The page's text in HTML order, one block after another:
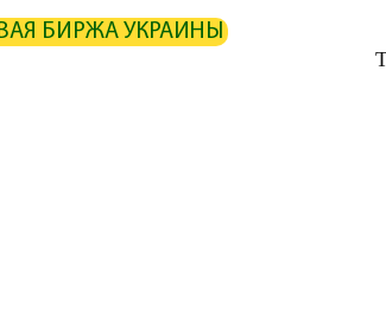
БИРЖА УКРАИНЫ